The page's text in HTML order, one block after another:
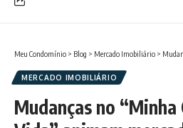
Meu Condomínio > Blog > Mercado Imobiliário > Mudanças
MERCADO IMOBILIÁRIO
Mudanças no “Minha